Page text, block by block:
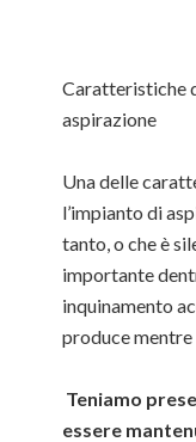
Caratteristiche
aspirazione
Una delle
l’impianto di
tanto, o che è
importante
inquinamento
produce mentre
Teniamo
essere